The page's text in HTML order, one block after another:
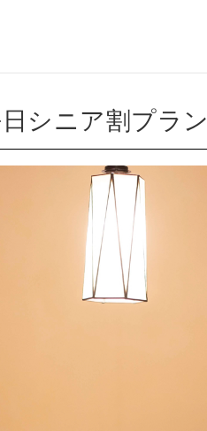
日シニア割プラン